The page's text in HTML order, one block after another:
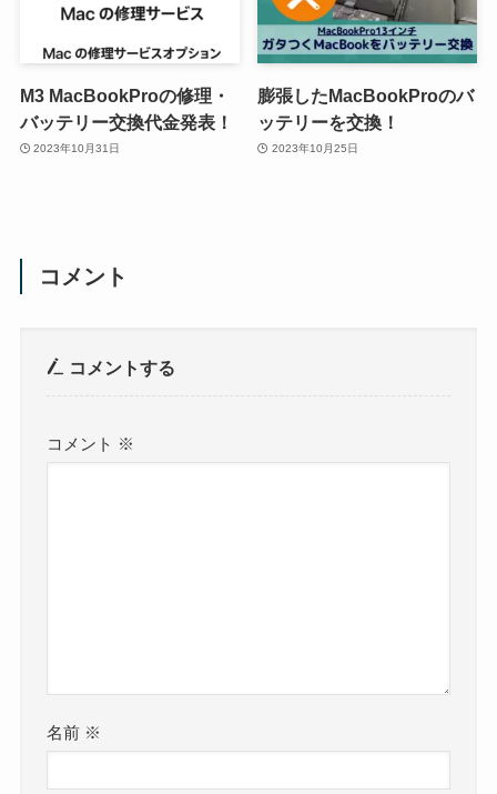
M3 MacBookProの修理・
バッテリー交換代金発表！
2023年10月31日
膨張したMacBookProのバ
ッテリーを交換！
2023年10月25日
コメント
コメントする
コメント ※
名前 ※